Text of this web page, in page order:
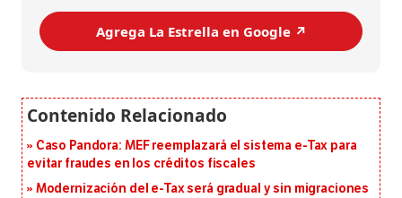
Agrega La Estrella en Google ↗️
Caso Pandora: MEF reemplazará el sistema e-Tax para
evitar fraudes en los créditos fiscales
Modernización del e-Tax será gradual y sin migraciones